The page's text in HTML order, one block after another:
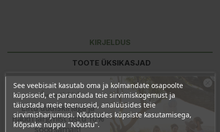
KIRJELDUS
TOOTE ÜKSIKASJAD
KLIENDI KOMMENTAARID
Toitumisalane teave
100g kohta
Energiasisaldus
1454kJ/348kcal
See veebisait kasutab oma ja kolmandate osapoolte
küpsiseid, et parandada teie sirvimiskogemust ja
täiustada meie teenuseid, analüüsides teie
sirvimisharjumusi. Nõustudes küpsiste kasutamisega,
klõpsake nuppu "Nõustu".
Ära veel lahku!
Liitu uudiskirjaga ja
naudi järgmist ostu 10%
soodsamalt!